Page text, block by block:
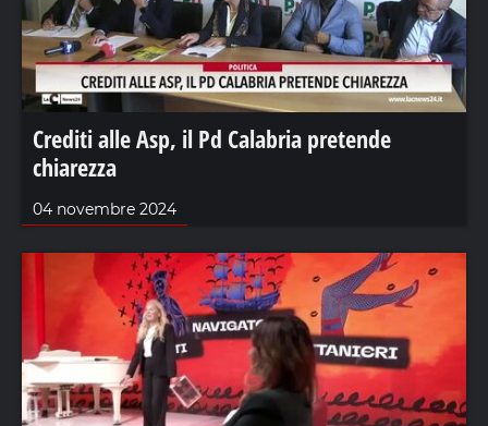
Crediti alle Asp, il Pd Calabria pretende
chiarezza
04 novembre 2024